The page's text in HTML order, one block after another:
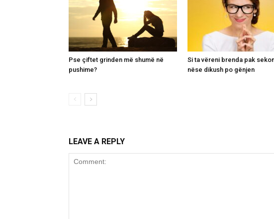
Pse çiftet grinden më shumë në
pushime?
Si ta vëreni brenda pak
nëse dikush po gënjen
LEAVE A REPLY